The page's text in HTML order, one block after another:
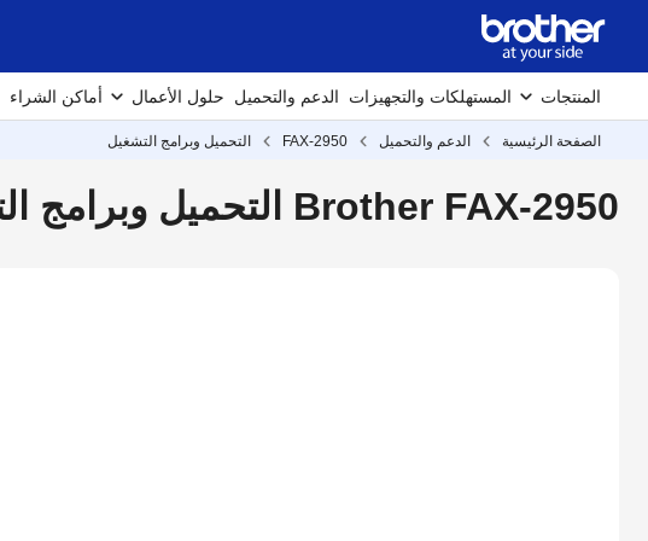
المنتجات المستهلكات والتجهيزات الدعم والتحميل حلول الأعمال أماكن الشراء
الصفحة الرئيسية الدعم والتحميل FAX-2950 التحميل وبرامج التشغيل
Brother FAX-2950 التحميل وبرامج التشغيل